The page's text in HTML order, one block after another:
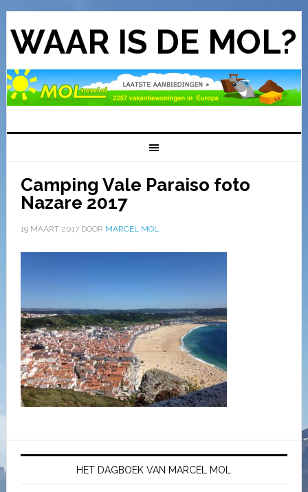
WAAR IS DE MOL?
Camping Vale Paraiso foto
Nazare 2017
19 MAART 2017DOOR MARCEL MOL
HET DAGBOEK VAN MARCEL MOL